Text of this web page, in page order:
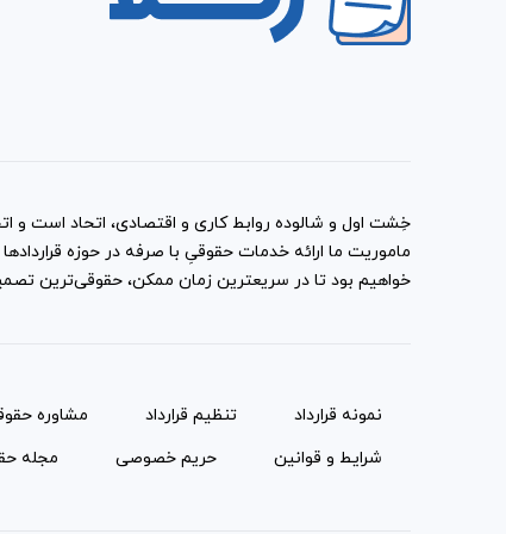
خِشت اول و شالوده روابط کاری و اقتصادی، اتحاد است و
ماموریت ما ارائه خدمات حقوقیِ با صرفه در حوزه
خواهیم بود تا در سریعترین زمان ممکن، حقوقی‌ترین
نمونه قرارداد‌ تنظیم قرارداد مشاوره
شرایط و قوانین
حریم خصوصی مجله